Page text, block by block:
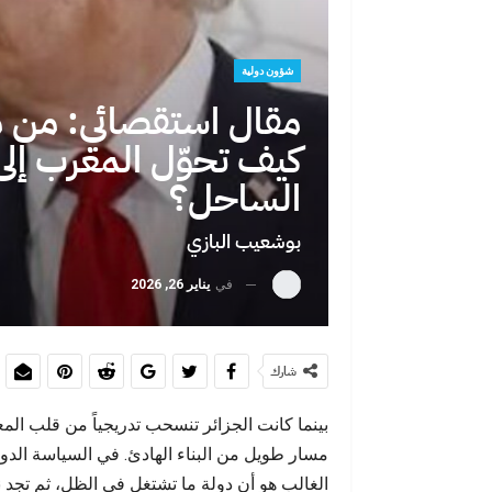
شؤون دولية
مقال استقصائي: من
كيف تحوّل المغرب
الساحل؟
بوشعيب البازي
في يناير 26, 2026
شارك
بينما كانت الجزائر تنسحب تدريجياً من قلب
مسار طويل من البناء الهادئ. في السياسة
الغالب هو أن دولة ما تشتغل في الظل، ثم
حين تصبح الهجرة صرخة اجتماعية: لماذا
يختار الشباب المغاربة…
حين يفضح يومٌ واحد سنواتٍ من الخطاب
لغة الخطاب